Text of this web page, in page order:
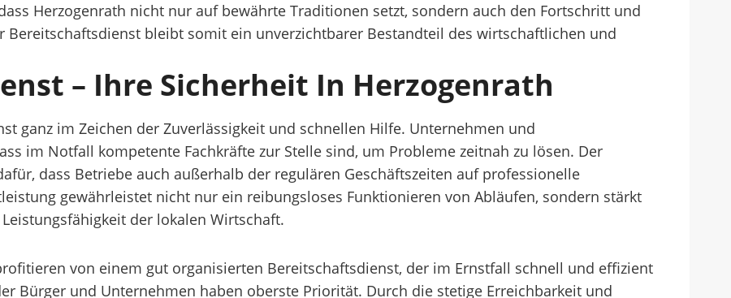
Herzogenrath nicht nur auf bewährte Traditionen setzt, sondern auch den Fortschritt und
Bereitschaftsdienst bleibt somit ein unverzichtbarer Bestandteil des wirtschaftlichen und
– Ihre Sicherheit In Herzogenrath
ganz im Zeichen der Zuverlässigkeit und schnellen Hilfe. Unternehmen und
im Notfall kompetente Fachkräfte zur Stelle sind, um Probleme zeitnah zu lösen. Der
dass Betriebe auch außerhalb der regulären Geschäftszeiten auf professionelle
gewährleistet nicht nur ein reibungsloses Funktionieren von Abläufen, sondern stärkt
der lokalen Wirtschaft.
von einem gut organisierten Bereitschaftsdienst, der im Ernstfall schnell und effizient
Bürger und Unternehmen haben oberste Priorität. Durch die stetige Erreichbarkeit und